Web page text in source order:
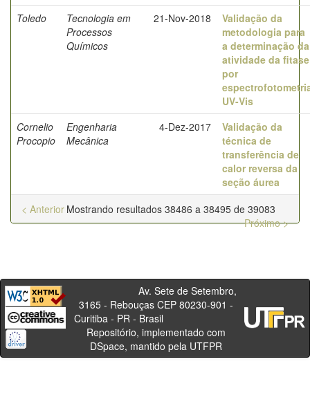
Toledo
Tecnologia em
Processos
Químicos
21-Nov-2018
Validação da
metodologia para
a determinação da
atividade da fitase
por
UV-Vis
Cornelio
Procopio
Engenharia
Mecânica
4-Dez-2017
Validação da
técnica de
transferência de
calor reversa da
seção áurea
Mostrando resultados 38486 a 38495 de 39083
< Anterior
Próximo >
Av. Sete de Setembro,
3165 - Rebouças CEP 80230-901 -
Curitiba - PR - Brasil
Repositório, implementado com
DSpace, mantido pela UTFPR